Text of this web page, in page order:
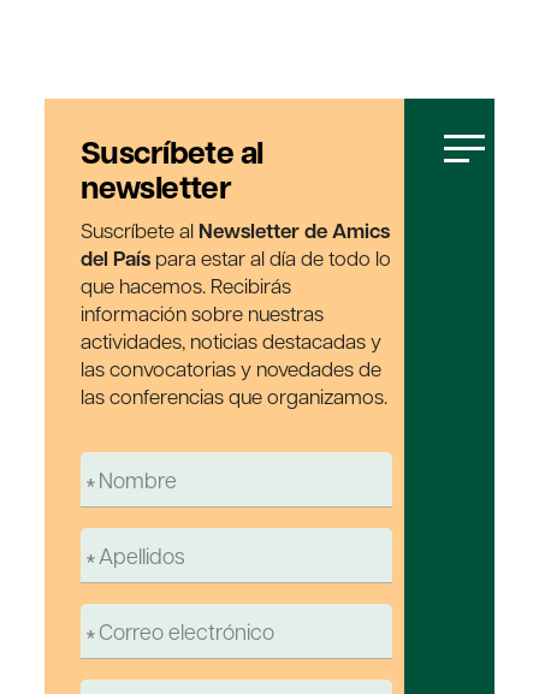
Suscríbete al
newsletter
Suscríbete al Newsletter de Amics
del País para estar al día de todo lo
que hacemos. Recibirás
información sobre nuestras
actividades, noticias destacadas y
las convocatorias y novedades de
las conferencias que organizamos.